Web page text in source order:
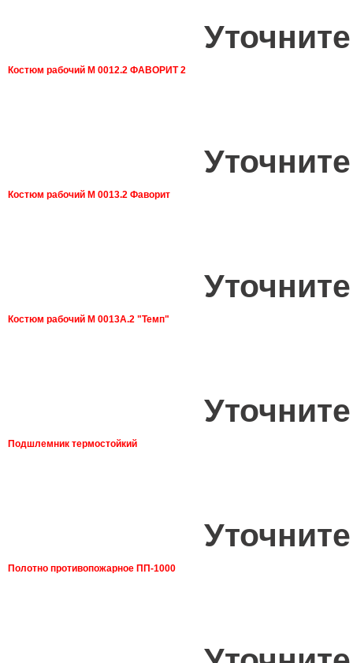
Костюм рабочий М 0012.2 ФАВОРИТ 2
Костюм рабочий М 0013.2 Фаворит
Костюм рабочий М 0013А.2 "Темп"
Подшлемник термостойкий
Полотно противопожарное ПП-1000